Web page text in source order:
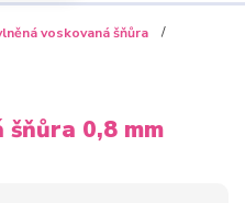
voskovaná šňůra
šňůra 0,8 mm